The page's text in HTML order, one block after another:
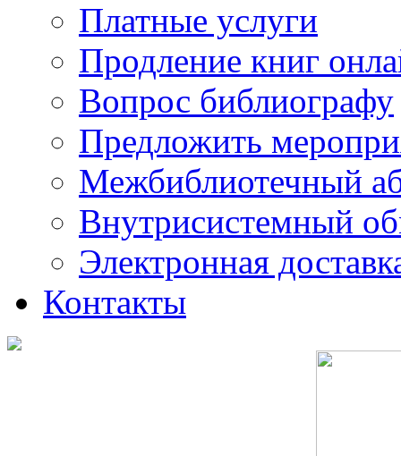
Платные услуги
Продление книг
Вопрос библиографу
Предложить
Межбиблиотечный
Внутрисистемный
Электронная
Контакты